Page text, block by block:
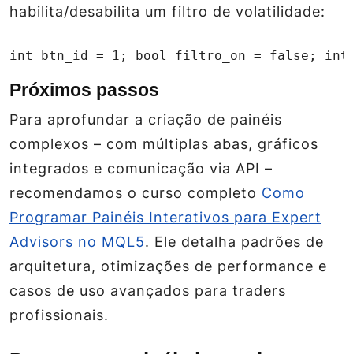
habilita/desabilita um filtro de volatilidade:
int btn_id = 1; bool filtro_on = false; int
Próximos passos
Para aprofundar a criação de painéis
complexos – com múltiplas abas, gráficos
integrados e comunicação via API –
recomendamos o curso completo Como
Programar Painéis Interativos para Expert
Advisors no MQL5. Ele detalha padrões de
arquitetura, otimizações de performance e
casos de uso avançados para traders
profissionais.